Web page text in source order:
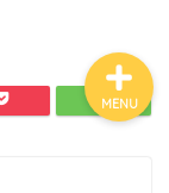
MENU